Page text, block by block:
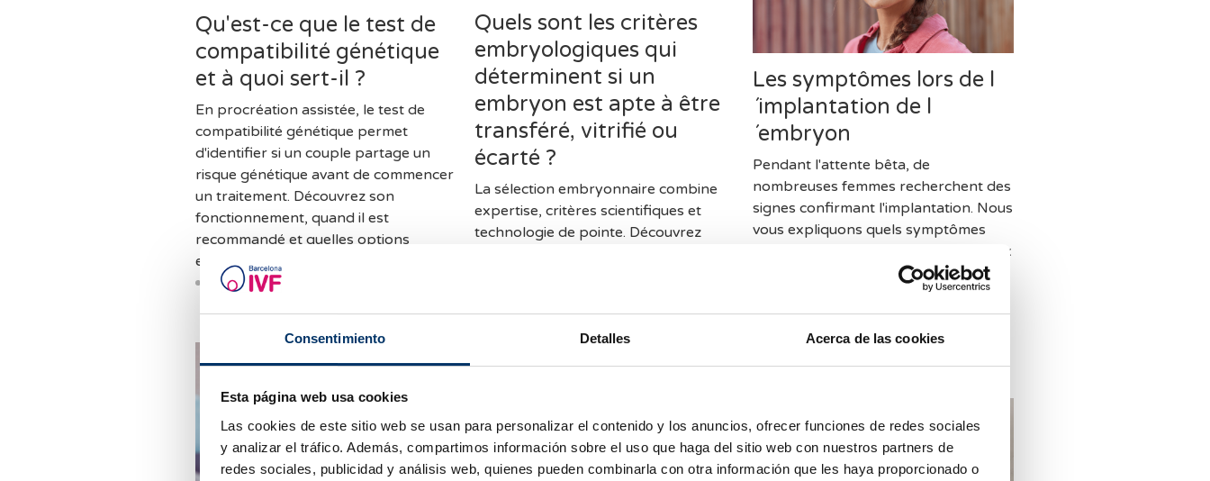
Consentimiento Detalles Acerca de las cookies
Esta página web usa cookies
Las cookies de este sitio web se usan para personalizar el contenido y los anuncios, ofrecer funciones de redes sociales
y analizar el tráfico. Además, compartimos información sobre el uso que haga del sitio web con nuestros partners de
redes sociales, publicidad y análisis web, quienes pueden combinarla con otra información que les haya proporcionado o
Quels sont les critères
embryologiques qui
déterminent si un
embryon est apte à être
transféré, vitrifié ou
écarté ?
La sélection embryonnaire combine
expertise, critères scientifiques et
technologie de pointe. Découvrez
Qu'est-ce que le test de
compatibilité génétique
et à quoi sert-il ?
En procréation assistée, le test de
compatibilité génétique permet
d'identifier si un couple partage un
risque génétique avant de commencer
un traitement. Découvrez son
fonctionnement, quand il est
recommandé et quelles options
existent en cas d'incompatibilité.
Les symptômes lors de l
´implantation de l
´embryon
Pendant l'attente bêta, de
nombreuses femmes recherchent des
signes confirmant l'implantation. Nous
vous expliquons quels symptômes
peuvent apparaître et pourquoi, à eux
seuls, ils ne permettent ni de
confirmer ni d'exclure une grossesse.